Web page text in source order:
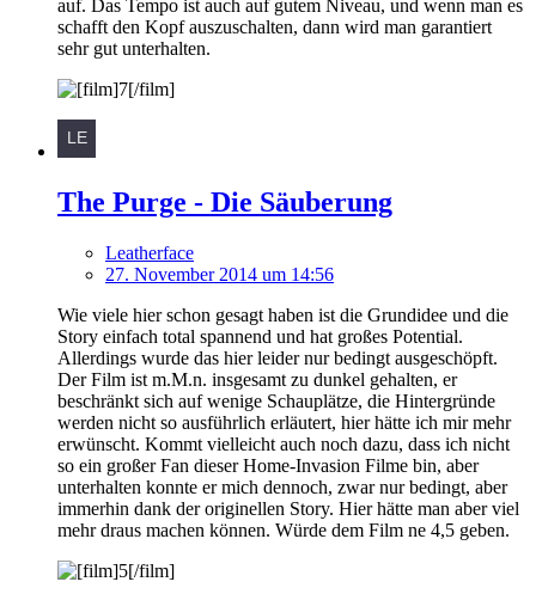
auf. Das Tempo ist auch auf gutem Niveau, und wenn man es
schafft den Kopf auszuschalten, dann wird man garantiert
sehr gut unterhalten.
The Purge - Die Säuberung
Leatherface
27. November 2014 um 14:56
Wie viele hier schon gesagt haben ist die Grundidee und die
Story einfach total spannend und hat großes Potential.
Allerdings wurde das hier leider nur bedingt ausgeschöpft.
Der Film ist m.M.n. insgesamt zu dunkel gehalten, er
beschränkt sich auf wenige Schauplätze, die Hintergründe
werden nicht so ausführlich erläutert, hier hätte ich mir mehr
erwünscht. Kommt vielleicht auch noch dazu, dass ich nicht
so ein großer Fan dieser Home-Invasion Filme bin, aber
unterhalten konnte er mich dennoch, zwar nur bedingt, aber
immerhin dank der originellen Story. Hier hätte man aber viel
mehr draus machen können. Würde dem Film ne 4,5 geben.